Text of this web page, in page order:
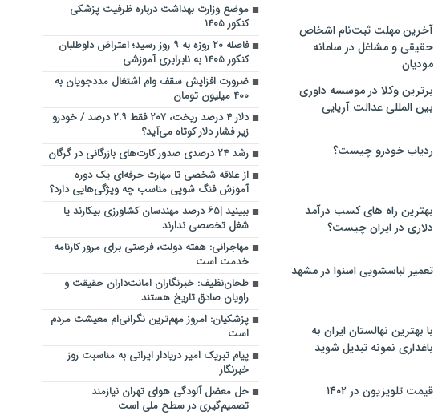
آخرین مهلت ثبت‌نام اشخاص
حقیقی و مشاغل در سامانه
مودیان
برترین وکلا در موسسه داوری
بین المللی عدالت آریایی
ردیاب خودرو چیست؟
بهترین راه های کسب درآمد
دلاری در ایران چیست؟
تعمیر لباسشویی اسنوا در مشهد
با بهترین نهالستان ایران به
باغداری نمونه تبدیل شوید
قیمت تلویزیون در ۱۴۰۲
موضع وزارت بهداشت درباره ظرفیت پزشکی
کنکور ۱۴۰۵
فاصله ۲۰ روزه به ۹ روز رسید؛ اعتراض داوطلبان
کنکور ۱۴۰۵ به نابرابری آموزشی
ضرورت افزایش سقف وام اشتغال مددجویان به
۴۰۰ میلیون تومان
دلار ۴ درصد ریخت، ۲۰۷ فقط ۲.۹ درصد / خودرو
زیر فشار دلار کوتاه می‌آید؟
رشد ۲۴ درصدی صدور کارت‌های بازرگانی در گرگان
از علاقه شخصی تا مهارت حرفه‌ای یک دوره
آموزش فنگ شویی مناسب چه ویژگی‌هایی دارد؟
ببینید |۶۵ درصد مهندسان کشاورزی بیکارند یا
شغل تخصصی ندارند
مهاجرانی: هفته دولت، فرصتی برای مرور کارنامه
خدمت است
طحان‌نظیف: خبرنگاران امانت‌داران حقیقت و
راویان صادق تاریخ‌ هستند
پزشکیان: امروز مهم‌ترین نگرانی‌ام معیشت مردم
است
پیام تبریک امیر دریادار ایرانی به مناسبت روز
خبرنگار
حل معضل آلودگی هوای تهران نیازمند
تصمیم‌گیری در سطح ملی است